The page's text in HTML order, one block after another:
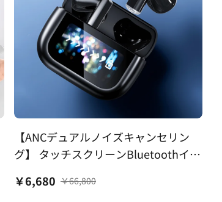
【ANCデュアルノイズキャンセリン
グ】 タッチスクリーンBluetoothイヤ
￥6,680 ￥66,800